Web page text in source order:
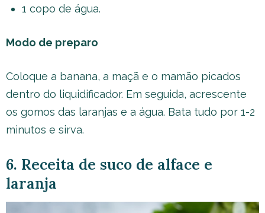
1 copo de água.
Modo de preparo
Coloque a banana, a maçã e o mamão picados
dentro do liquidificador. Em seguida, acrescente
os gomos das laranjas e a água. Bata tudo por 1-2
minutos e sirva.
6. Receita de suco de alface e
laranja